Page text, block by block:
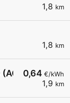
1,8 km
1,8 km
0,64 €/kWh
1,9 km
(AC/DC)